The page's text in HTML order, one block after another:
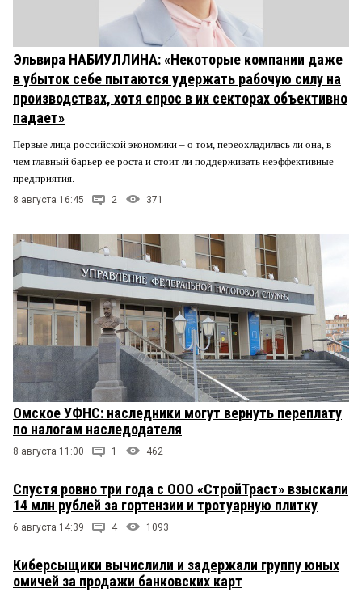
Эльвира НАБИУЛЛИНА: «Некоторые компании даже
в убыток себе пытаются удержать рабочую силу на
производствах, хотя спрос в их секторах объективно
падает»
Первые лица российской экономики – о том, переохладилась ли она, в
чем главный барьер ее роста и стоит ли поддерживать неэффективные
предприятия.
8 августа 16:45 2 371
Омское УФНС: наследники могут вернуть переплату
по налогам наследодателя
8 августа 11:00 1 462
Спустя ровно три года с ООО «СтройТраст» взыскали
14 млн рублей за гортензии и тротуарную плитку
6 августа 14:39 4 1093
Киберсыщики вычислили и задержали группу юных
омичей за продажи банковских карт